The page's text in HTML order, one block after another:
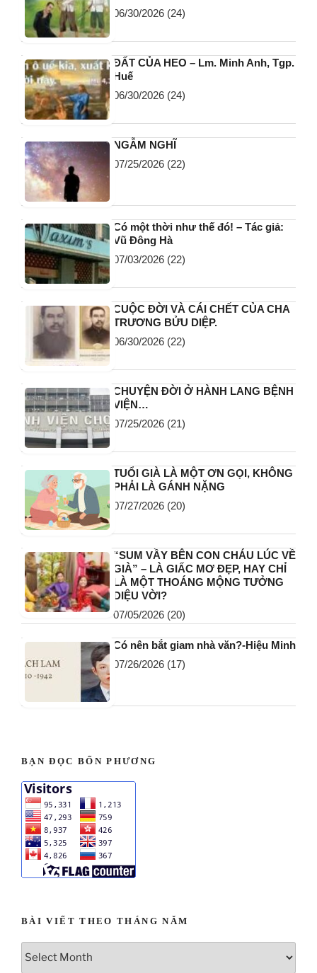
06/30/2026 (24)
ĐẤT CỦA HEO – Lm. Minh Anh, Tgp.
Huế
06/30/2026 (24)
NGẪM NGHĨ
07/25/2026 (22)
Có một thời như thế đó! – Tác giả:
Vũ Đông Hà
07/03/2026 (22)
CUỘC ĐỜI VÀ CÁI CHẾT CỦA CHA
TRƯƠNG BỬU DIỆP.
06/30/2026 (22)
CHUYỆN ĐỜI Ở HÀNH LANG BỆNH
VIỆN…
07/25/2026 (21)
TUỔI GIÀ LÀ MỘT ƠN GỌI, KHÔNG
PHẢI LÀ GÁNH NẶNG
07/27/2026 (20)
“SUM VẦY BÊN CON CHÁU LÚC VỀ
GIÀ” – LÀ GIẤC MƠ ĐẸP, HAY CHỈ
LÀ MỘT THOÁNG MỘNG TƯỞNG
DIỆU VỜI?
07/05/2026 (20)
Có nên bắt giam nhà văn?-Hiệu Minh
07/26/2026 (17)
BẠN ĐỌC BỐN PHƯƠNG
BÀI VIẾT THEO THÁNG NĂM